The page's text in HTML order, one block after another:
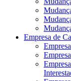
Empresa de